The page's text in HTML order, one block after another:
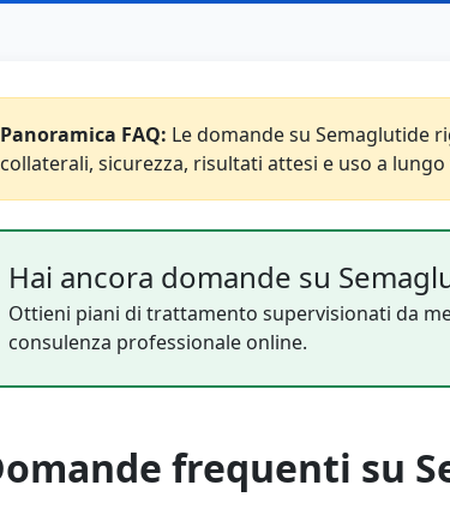
Panoramica FAQ: Le domande su Semaglutide
collaterali, sicurezza, risultati attesi e uso a
Hai ancora domande su
Ottieni piani di trattamento supervisionati da
consulenza professionale online.
frequenti su